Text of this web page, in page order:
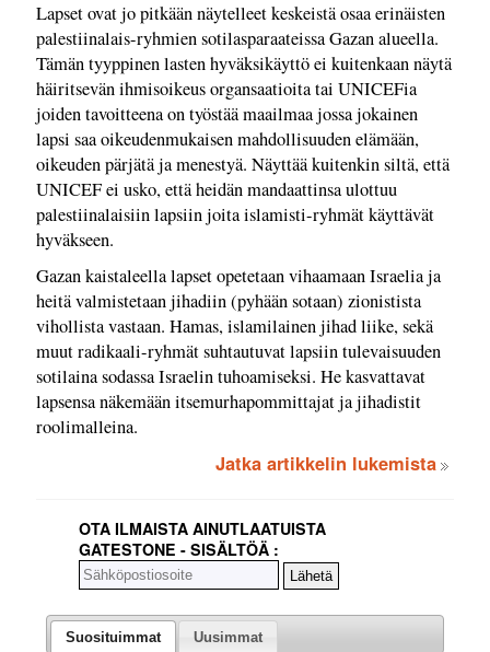
Lapset ovat jo pitkään näytelleet keskeistä osaa erinäisten
palestiinalais-ryhmien sotilasparaateissa Gazan alueella.
Tämän tyyppinen lasten hyväksikäyttö ei kuitenkaan näytä
häiritsevän ihmisoikeus organsaatioita tai UNICEFia
joiden tavoitteena on työstää maailmaa jossa jokainen
lapsi saa oikeudenmukaisen mahdollisuuden elämään,
oikeuden pärjätä ja menestyä. Näyttää kuitenkin siltä, että
UNICEF ei usko, että heidän mandaattinsa ulottuu
palestiinalaisiin lapsiin joita islamisti-ryhmät käyttävät
hyväkseen.
Gazan kaistaleella lapset opetetaan vihaamaan Israelia ja
heitä valmistetaan jihadiin (pyhään sotaan) zionistista
vihollista vastaan. Hamas, islamilainen jihad liike, sekä
muut radikaali-ryhmät suhtautuvat lapsiin tulevaisuuden
sotilaina sodassa Israelin tuhoamiseksi. He kasvattavat
lapsensa näkemään itsemurhapommittajat ja jihadistit
roolimalleina.
Jatka artikkelin lukemista
OTA ILMAISTA AINUTLAATUISTA
GATESTONE - SISÄLTÖÄ :
Suosituimmat Uusimmat